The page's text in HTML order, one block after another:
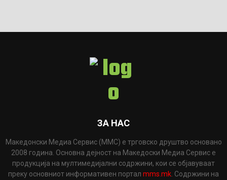
ЗА НАС
Македонски Медиа Сервис (ММС) е трговско друштво основано
2008 година. Основна дејност на Македоски Медиа Сервис е
продукција на мултимедијални содржини, кои се објавуваат
преку основниот информативен портал mms.mk. Содржини на